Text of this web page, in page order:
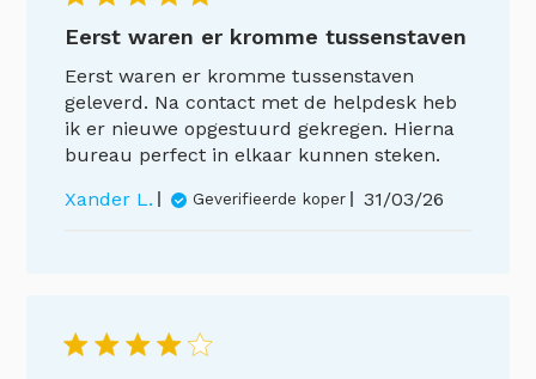
Eerst waren er kromme tussenstaven
Eerst waren er kromme tussenstaven
geleverd. Na contact met de helpdesk heb
ik er nieuwe opgestuurd gekregen. Hierna
bureau perfect in elkaar kunnen steken.
Xander L.
Geverifieerde koper 31/03/26